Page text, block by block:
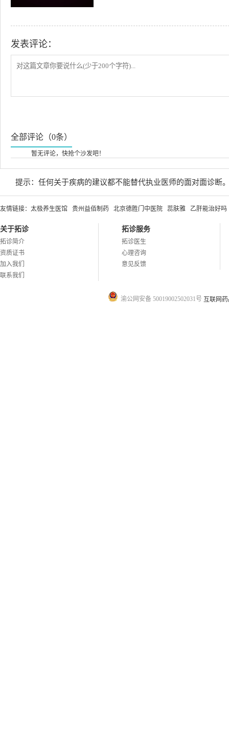
发表评论：
全部评论（0条）
暂无评论，快抢个沙发吧！
提示：任何关于疾病的建议都不能替代执业医师的面对面诊断
友情链接： 太极养生医馆 贵州益佰制药 北京德胜门中医院 蕊肤雅 乙肝能治好吗
关于拓诊
拓诊简介
资质证书
加入我们
联系我们
拓诊服务
拓诊医生
心理咨询
意见反馈
渝公网安备 50019002502031号 互联网